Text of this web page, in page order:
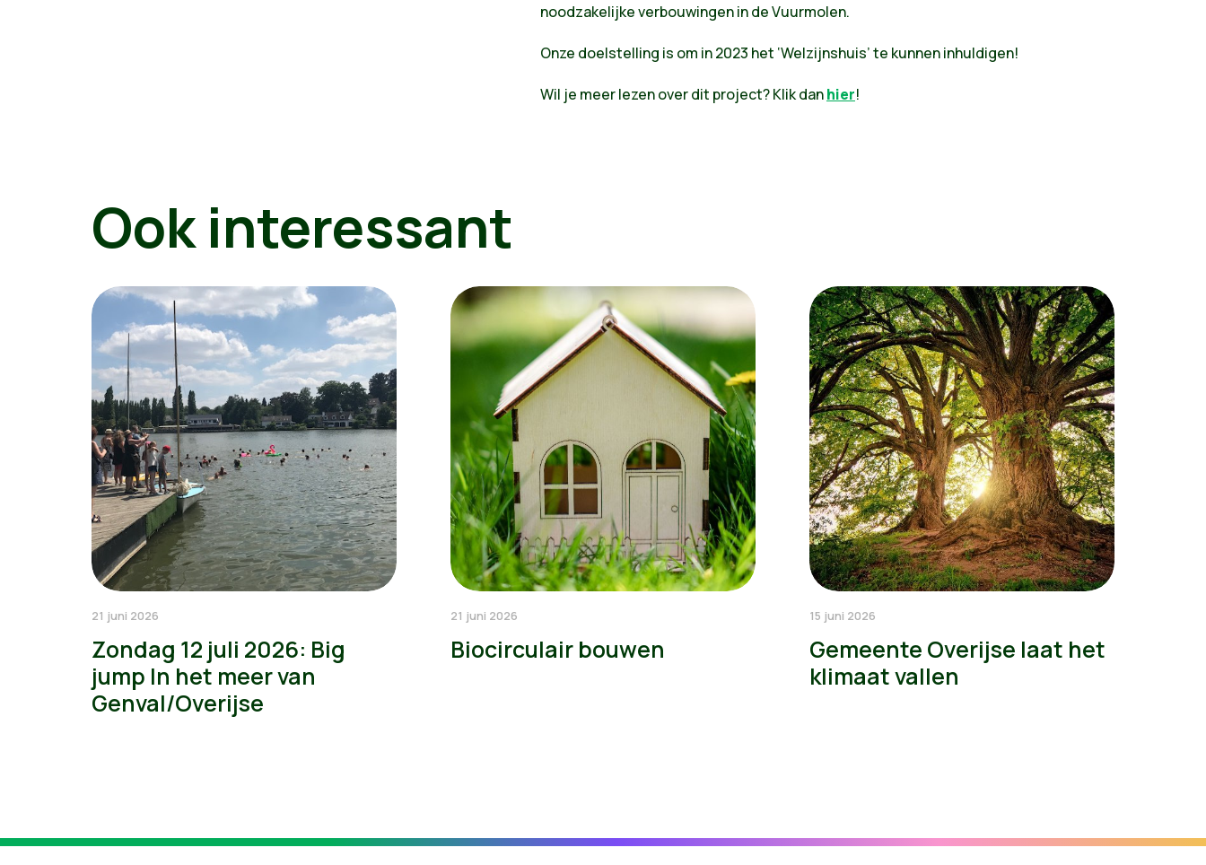
noodzakelijke verbouwingen in de Vuurmolen.
Onze doelstelling is om in 2023 het ‘Welzijnshuis’ te kunnen inhuldigen!
Wil je meer lezen over dit project? Klik danhier!
Ook interessant
21 juni 2026
Zondag 12 juli 2026: Big
jump In het meer van
Genval/Overijse
21 juni 2026
Biocirculair bouwen
15 juni 2026
Gemeente Overijse laat het
klimaat vallen